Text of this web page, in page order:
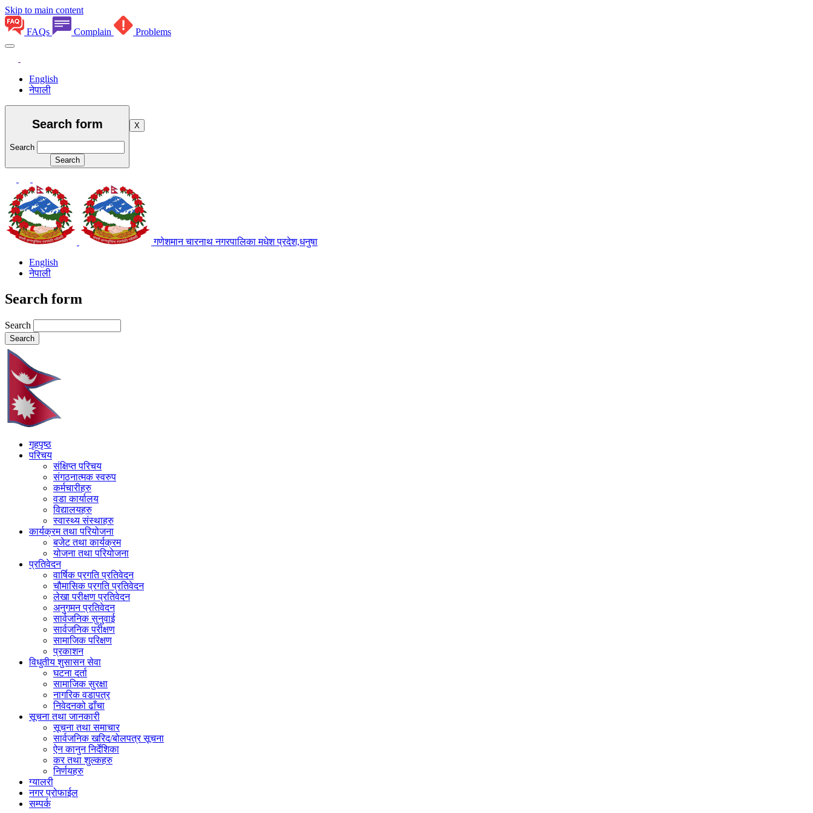
Skip to main content
FAQs Complain Problems
English
नेपाली
Search form
Search
X
गणेशमान चारनाथ नगरपालिका मधेश प्रदेश,धनुषा
English
नेपाली
Search form
Search
गृहपृष्ठ
परिचय
संक्षिप्त परिचय
संगठनात्मक स्वरुप
कर्मचारीहरु
वडा कार्यालय
विद्यालयहरु
स्वास्थ्य संस्थाहरु
कार्यक्रम तथा परियोजना
बजेट तथा कार्यक्रम
योजना तथा परियोजना
प्रतिवेदन
वार्षिक प्रगति प्रतिवेदन
चौमासिक प्रगति प्रतिवेदन
लेखा परीक्षण प्रतिवेदन
अनुगमन प्रतिवेदन
सार्वजनिक सुनुवाई
सार्वजनिक परीक्षण
सामाजिक परिक्षण
प्रकाशन
विधुतीय शुसासन सेवा
घटना दर्ता
सामाजिक सुरक्षा
नागरिक वडापत्र
निवेदनको ढाँचा
सूचना तथा जानकारी
सूचना तथा समाचार
सार्वजनिक खरिद/बोलपत्र सूचना
ऐन कानुन निर्देशिका
कर तथा शुल्कहरु
निर्णयहरु
ग्यालरी
नगर प्रोफाईल
सम्पर्क